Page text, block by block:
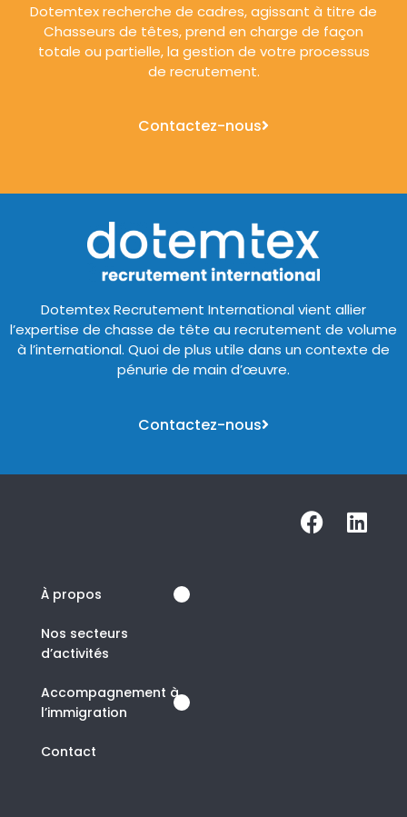
Dotemtex recherche de cadres, agissant à titre de
Chasseurs de têtes, prend en charge de façon
totale ou partielle, la gestion de votre processus
de recrutement.
Contactez-nous
Dotemtex Recrutement International vient allier
l’expertise de chasse de tête au recrutement de volume
à l’international. Quoi de plus utile dans un contexte de
pénurie de main d’œuvre.
Contactez-nous
À propos
Nos secteurs
d’activités
Accompagnement à
l’immigration
Contact